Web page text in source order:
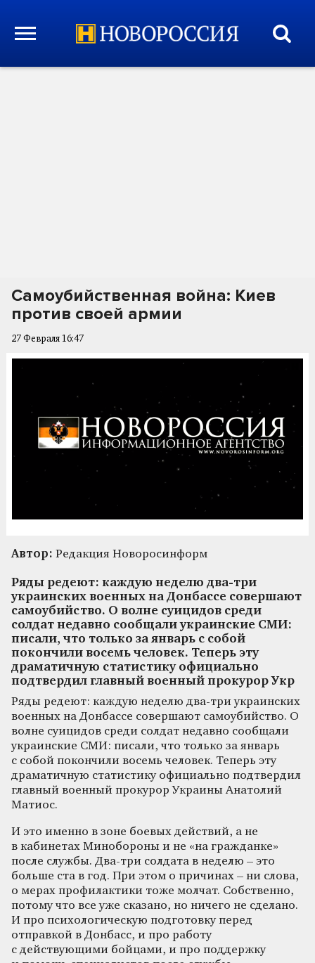
Самоубийственная война: Киев
против своей армии
27 Февраля 16:47
Автор: Редакция Новоросинформ
Ряды редеют: каждую неделю два-три
украинских военных на Донбассе совершают
самоубийство. О волне суицидов среди
солдат недавно сообщали украинские СМИ:
писали, что только за январь с собой
покончили восемь человек. Теперь эту
драматичную статистику официально
подтвердил главный военный прокурор Укр
Ряды редеют: каждую неделю два-три украинских
военных на Донбассе совершают самоубийство. О
волне суицидов среди солдат недавно сообщали
украинские СМИ: писали, что только за январь
с собой покончили восемь человек. Теперь эту
драматичную статистику официально подтвердил
главный военный прокурор Украины Анатолий
Матиос.
И это именно в зоне боевых действий, а не
в кабинетах Минобороны и не «на гражданке»
после службы. Два-три солдата в неделю – это
больше ста в год. При этом о причинах – ни слова,
о мерах профилактики тоже молчат. Собственно,
потому что все уже сказано, но ничего не сделано.
И про психологическую подготовку перед
отправкой в Донбасс, и про работу
с действующими бойцами, и про поддержку